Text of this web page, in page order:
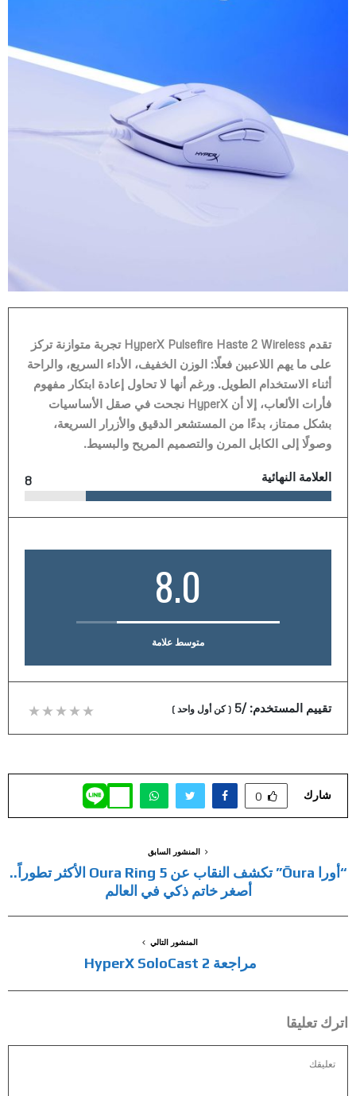
تقدم HyperX Pulsefire Haste 2 Wireless تجربة متوازنة تركز
على ما يهم اللاعبين فعلًا: الوزن الخفيف، الأداء السريع، والراحة
أثناء الاستخدام الطويل. ورغم أنها لا تحاول إعادة ابتكار مفهوم
فأرات الألعاب، إلا أن HyperX نجحت في صقل الأساسيات
بشكل ممتاز، بدءًا من المستشعر الدقيق والأزرار السريعة،
وصولًا إلى الكابل المرن والتصميم المريح والبسيط.
العلامة النهائية 8
8.0
متوسط علامة
تقييم المستخدم:/5
(كن أول واحد )
شارك 0
المنشور السابق
“أورا Ōura” تكشف النقاب عن Oura Ring 5 الأكثر تطوراً..
أصغر خاتم ذكي في العالم
المنشور التالي
مراجعة HyperX SoloCast 2
اترك تعليقا